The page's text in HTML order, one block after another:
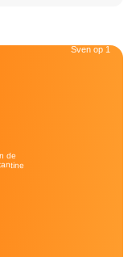
de
Sven op 1